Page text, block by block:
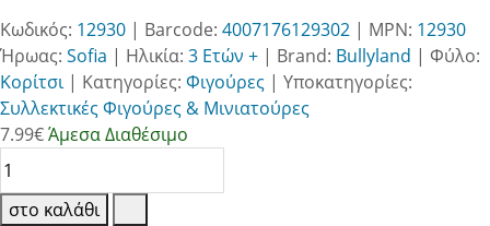
Κωδικός: 12930 | Barcode: 4007176129302 | MPN: 12930
Ήρωας: Sofia | Ηλικία: 3 Ετών + | Brand: Bullyland | Φύλο:
Κορίτσι| Κατηγορίες: Φιγούρες | Υποκατηγορίες:
Συλλεκτικές Φιγούρες & Μινιατούρες
7.99€Άμεσα Διαθέσιμο
στο καλάθι